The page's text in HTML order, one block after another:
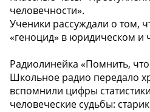
человечности».
Ученики рассуждали о том,
«геноцид» в юридическом и
Радиолинейка «Помнить,
Школьное радио передало
вспомнили цифры
человеческие судьбы: